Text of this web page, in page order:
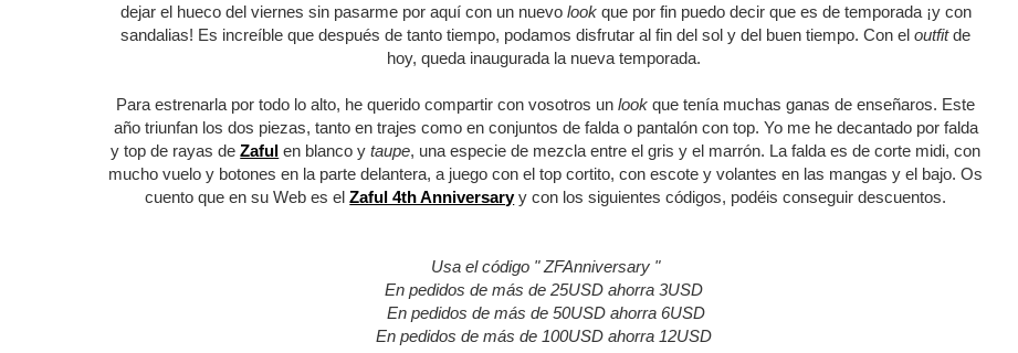
dejar el hueco del viernes sin pasarme por aquí con un nuevo lookque por fin puedo decir que es de temporada ¡y con
sandalias! Es increíble que después de tanto tiempo, podamos disfrutar al fin del sol y del buen tiempo. Con eloutfitde
hoy, queda inaugurada la nueva temporada.
Para estrenarla por todo lo alto, he querido compartir con vosotros unlook que tenía muchas ganas de enseñaros. Este
año triunfan los dos piezas, tanto en trajes como en conjuntos de falda o pantalón con top. Yo me he decantado por falda
y top de rayas deZaful en blanco ytaupe, una especie de mezcla entre el gris y el marrón. La falda es de corte midi, con
mucho vuelo y botones en la parte delantera, a juego con el top cortito, con escote y volantes en las mangas y el bajo. Os
cuento que en su Web es elZaful 4th Anniversaryy con los siguientes códigos, podéis conseguir descuentos.
Usa el código " ZFAnniversary "
En pedidos de más de 25USD ahorra 3USD
En pedidos de más de 50USD ahorra 6USD
En pedidos de más de 100USD ahorra 12USD